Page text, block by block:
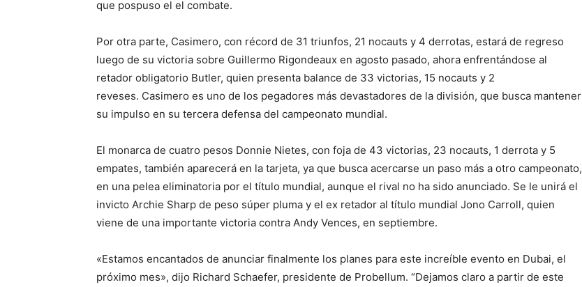
que pospuso el el combate.
Por otra parte, Casimero, con récord de 31 triunfos, 21 nocauts y 4 derrotas, estará de regreso
luego de su victoria sobre Guillermo Rigondeaux en agosto pasado, ahora enfrentándose al
retador obligatorio Butler, quien presenta balance de 33 victorias, 15 nocauts y 2
reveses. Casimero es uno de los pegadores más devastadores de la división, que busca mantener
su impulso en su tercera defensa del campeonato mundial.
El monarca de cuatro pesos Donnie Nietes, con foja de 43 victorias, 23 nocauts, 1 derrota y 5
empates, también aparecerá en la tarjeta, ya que busca acercarse un paso más a otro campeonato,
en una pelea eliminatoria por el título mundial, aunque el rival no ha sido anunciado. Se le unirá el
invicto Archie Sharp de peso súper pluma y el ex retador al título mundial Jono Carroll, quien
viene de una importante victoria contra Andy Vences, en septiembre.
«Estamos encantados de anunciar finalmente los planes para este increíble evento en Dubai, el
próximo mes», dijo Richard Schaefer, presidente de Probellum. “Dejamos claro a partir de este